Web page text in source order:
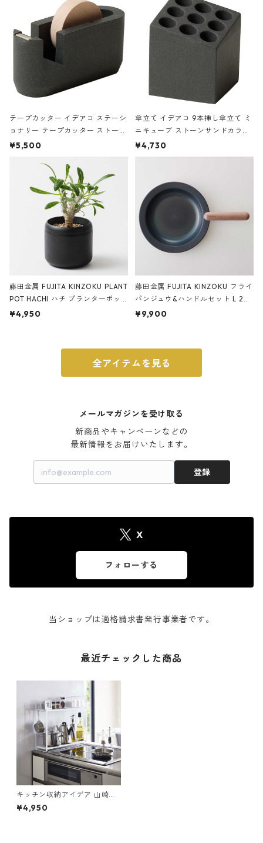
テープカッター イデアコ ステーシ
ョナリー テープカッター ストーン
サンドカラー 石調 ideaco Station
¥5,500
傘立て イデアコ 9本挿し傘立て ミ
ニキューブ ストーンサンドカラー
石調 ideaco Umbrella Stand CUB
E ストーンサンドブラック
¥4,730
藤田金属 FUJITA KINZOKU PLANT
POT HACHI ハチ プランターポッ
ト 3号 ブラック
¥4,950
藤田金属 FUJITA KINZOKU フライ
パンジュウ&ハンドルセット L 24c
m ガス火・IH対応 鉄フライパン
¥9,900
全アイテムを見る
メールマガジンを受け取る
新商品やキャンペーンなどの
最新情報をお届けいたします。
登録
X
フォローする
当ショップは適格請求書発行事業者です。
最近チェックした商品
キッチン収納アイデア 山崎実
業 tower タワー コンロ横ラッ
ク 2段 ホワイト
¥4,950